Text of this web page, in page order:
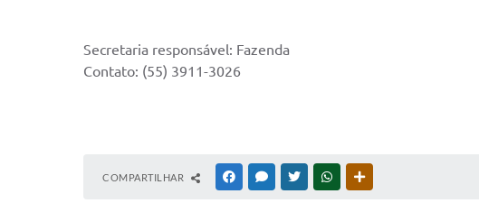
Secretaria responsável: Fazenda
Contato: (55) 3911-3026
COMPARTILHAR FACEBOOKMESSENGER
TWITTERWHATSAPP